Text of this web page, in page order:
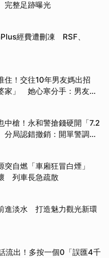
整足跡曝光
經費遭刪凍 RSF、
住！交往10年男友媽出招
家」 她心寒分手：男友被
中槍！永和警搶錢硬開「7.2
局認錯撤銷：開單警調職
突自燃「車廂狂冒白煙」
列車長急疏散
進淡水 打造魅力觀光新環
流出！多按一個0「誤匯4千